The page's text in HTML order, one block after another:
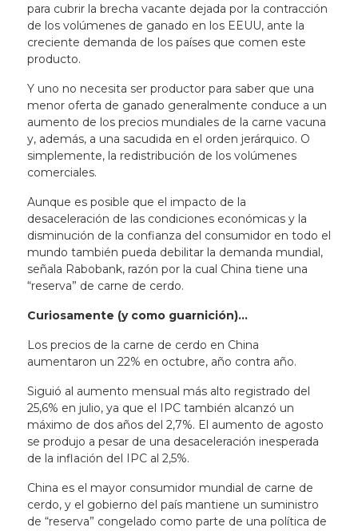
para cubrir la brecha vacante dejada por la contracción
de los volúmenes de ganado en los EEUU, ante la
creciente demanda de los países que comen este
producto.
Y uno no necesita ser productor para saber que una
menor oferta de ganado generalmente conduce a un
aumento de los precios mundiales de la carne vacuna
y, además, a una sacudida en el orden jerárquico. O
simplemente, la redistribución de los volúmenes
comerciales.
Aunque es posible que el impacto de la
desaceleración de las condiciones económicas y la
disminución de la confianza del consumidor en todo el
mundo también pueda debilitar la demanda mundial,
señala Rabobank, razón por la cual China tiene una
“reserva” de carne de cerdo.
Curiosamente (y como guarnición)…
Los precios de la carne de cerdo en China
aumentaron un 22% en octubre, año contra año.
Siguió al aumento mensual más alto registrado del
25,6% en julio, ya que el IPC también alcanzó un
máximo de dos años del 2,7%. El aumento de agosto
se produjo a pesar de una desaceleración inesperada
de la inflación del IPC al 2,5%.
China es el mayor consumidor mundial de carne de
cerdo, y el gobierno del país mantiene un suministro
de “reserva” congelado como parte de una política de